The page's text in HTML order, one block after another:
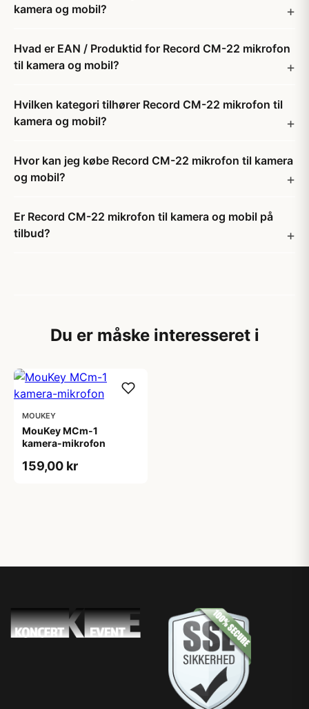
kamera og mobil?
Hvad er EAN / Produktid for Record CM-22 mikrofon
til kamera og mobil?
Hvilken kategori tilhører Record CM-22 mikrofon til
kamera og mobil?
Hvor kan jeg købe Record CM-22 mikrofon til kamera
og mobil?
Er Record CM-22 mikrofon til kamera og mobil på
tilbud?
Du er måske interesseret i
MOUKEY
MouKey MCm-1
kamera-mikrofon
159,00 kr